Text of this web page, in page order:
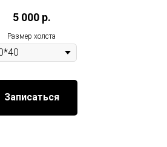
5 000 р.
Размер холста
Записаться